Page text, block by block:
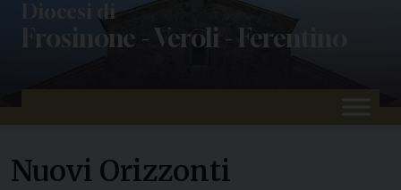
Diocesi di
Frosinone - Veroli - Ferentino
Nuovi Orizzonti